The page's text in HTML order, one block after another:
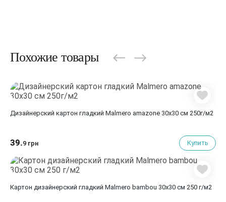
Похожие товары
Дизайнерский картон гладкий Malmero amazone 30х30 см 250г/м2
39.9 грн Купить
Картон дизайнерский гладкий Malmero bambou 30х30 см 250 г/м2